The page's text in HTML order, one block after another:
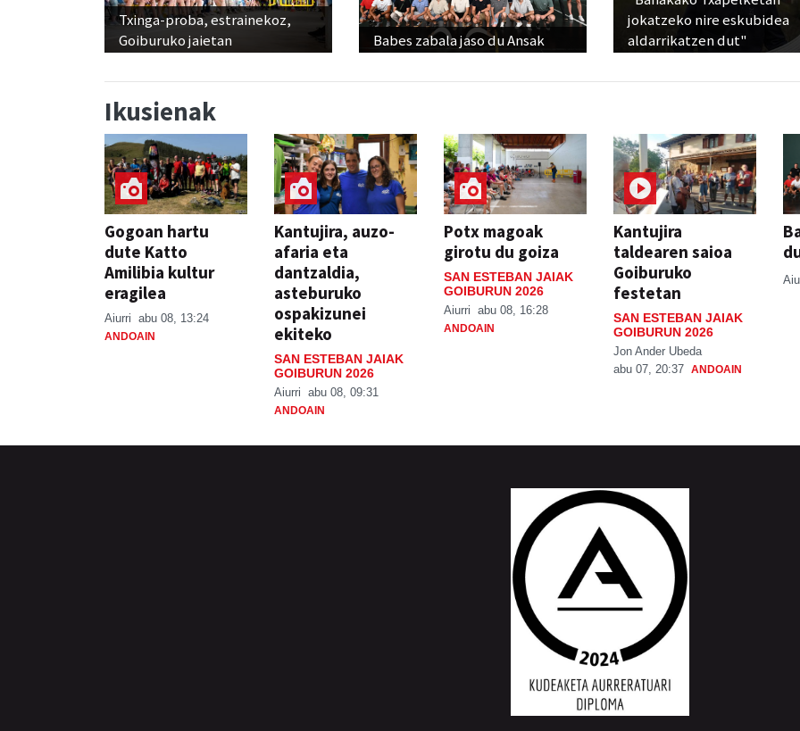
Txinga-proba, estrainekoz,
Goiburuko jaietan
Babes zabala jaso du Ansak
jokatzeko nire eskubidea
aldarrikatzen dut"
Ikusienak
Gogoan hartu
dute Katto
Amilibia kultur
eragilea
Aiurri abu 08, 13:24
ANDOAIN
Kantujira, auzo-
afaria eta
dantzaldia,
asteburuko
ospakizunei
ekiteko
SAN ESTEBAN JAIAK
GOIBURUN 2026
Aiurri abu 08, 09:31
ANDOAIN
Potx magoak
girotu du goiza
SAN ESTEBAN JAIAK
GOIBURUN 2026
Aiurri abu 08, 16:28
ANDOAIN
Kantujira
taldearen saioa
Goiburuko
festetan
SAN ESTEBAN JAIAK
GOIBURUN 2026
Jon Ander Ubeda
abu 07, 20:37 ANDOAIN